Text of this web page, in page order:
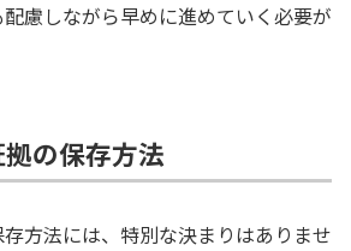
慮しながら早めに進めていく必要が
拠の保存方法
方法には、特別な決まりはありませ